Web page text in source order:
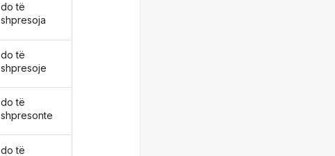
do të
shpresoja
do të
shpresoje
do të
shpresonte
do të